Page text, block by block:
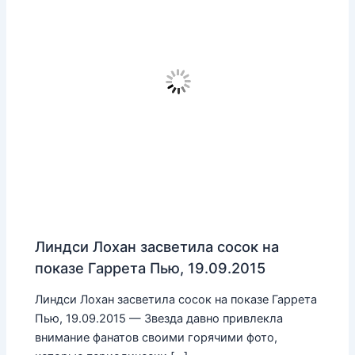
Линдси Лохан засветила сосок на
показе Гаррета Пью, 19.09.2015
Линдси Лохан засветила сосок на показе Гаррета
Пью, 19.09.2015 — Звезда давно привлекла
внимание фанатов своими горячими фото,